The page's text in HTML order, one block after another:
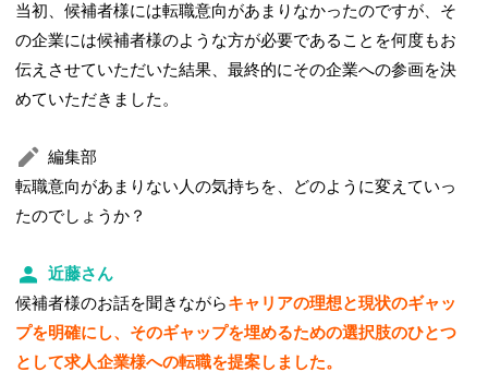
当初、候補者様には転職意向があまりなかったのですが、そ
の企業には候補者様のような方が必要であることを何度もお
伝えさせていただいた結果、最終的にその企業への参画を決
めていただきました。
編集部
転職意向があまりない人の気持ちを、どのように変えていっ
たのでしょうか？
近藤さん
候補者様のお話を聞きながらキャリアの理想と現状のギャッ
プを明確にし、そのギャップを埋めるための選択肢のひとつ
として求人企業様への転職を提案しました。